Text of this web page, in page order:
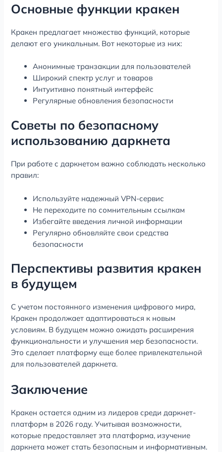
Основные функции кракен
Кракен предлагает множество функций, которые
делают его уникальным. Вот некоторые из них:
Анонимные транзакции для пользователей
Широкий спектр услуг и товаров
Интуитивно понятный интерфейс
Регулярные обновления безопасности
Советы по безопасному
использованию даркнета
При работе с даркнетом важно соблюдать несколько
правил:
Используйте надежный VPN-сервис
Не переходите по сомнительным ссылкам
Избегайте введения личной информации
Регулярно обновляйте свои средства
безопасности
Перспективы развития кракен
в будущем
С учетом постоянного изменения цифрового мира,
Кракен продолжает адаптироваться к новым
условиям. В будущем можно ожидать расширения
функциональности и улучшения мер безопасности.
Это сделает платформу еще более привлекательной
для пользователей даркнета.
Заключение
Кракен остается одним из лидеров среди даркнет-
платформ в 2026 году. Учитывая возможности,
которые предоставляет эта платформа, изучение
даркнета может стать безопасным и информативным.